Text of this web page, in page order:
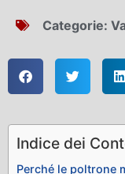
Categorie:
Indice dei
Perché le poltrone